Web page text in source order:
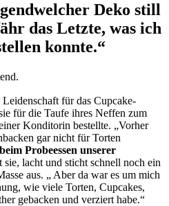
Deko still
das Letzte, was ich
konnte.“
für das Cupcake-
für die Taufe ihres Neffen zum
Konditorin bestellte. „Vorher
gar nicht für Torten
Probeessen unserer
sie, lacht und sticht schnell noch ein
aus. „ Aber da war es um mich
wie viele Torten, Cupcakes,
gebacken und verziert habe.“